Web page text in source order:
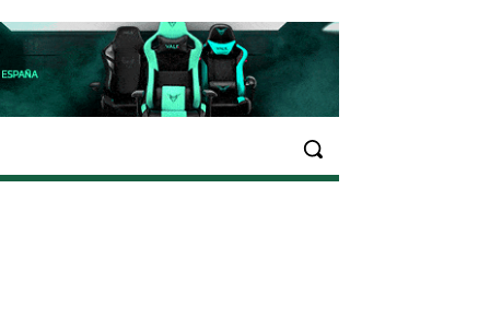
INFO SEHAT